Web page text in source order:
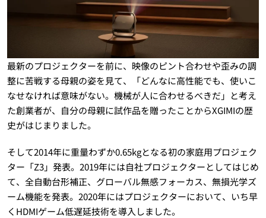
最新のプロジェクターを前に、映像のピント合わせや歪みの調
整に苦戦する母親の姿を見て、「どんなに高性能でも、使いこ
なせなければ意味がない。機械が人に合わせるべきだ」と考え
た創業者が、自分の母親に試作品を贈ったことからXGIMIの歴
史がはじまりました。
そして2014年に重量わずか0.65kgとなる初の家庭用プロジェク
ター「Z3」発表。2019年には自社プロジェクターとしてはじめ
て、全自動台形補正、グローバル無感フォーカス、無損光学ズ
ーム機能を発表。2020年にはプロジェクターにおいて、いち早
くHDMIゲーム低遅延技術を導入しました。